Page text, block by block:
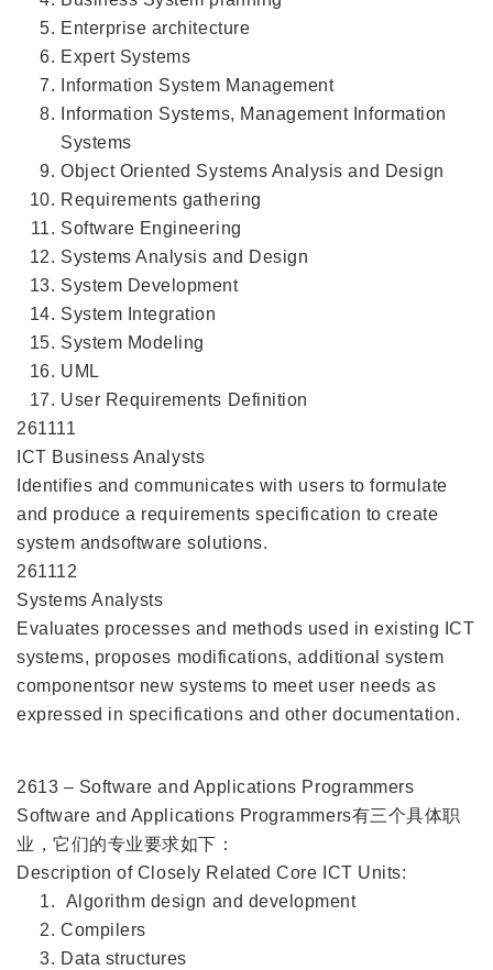
Enterprise architecture
Expert Systems
Information System Management
Information Systems, Management Information
Systems
Object Oriented Systems Analysis and Design
Requirements gathering
Software Engineering
Systems Analysis and Design
System Development
System Integration
System Modeling
UML
User Requirements Definition
261111
ICT Business Analysts
Identifies and communicates with users to formulate
and produce a requirements specification to create
system andsoftware solutions.
261112
Systems Analysts
Evaluates processes and methods used in existing ICT
systems, proposes modifications, additional system
componentsor new systems to meet user needs as
expressed in specifications and other documentation.
2613 – Software and Applications Programmers
Software and Applications Programmers有三个具体职
业，它们的专业要求如下：
Description of Closely Related Core ICT Units:
Algorithm design and development
Compilers
Data structures